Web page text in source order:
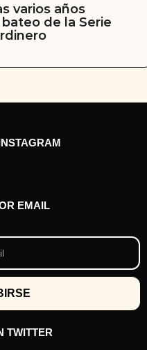
varios años
de la Serie
EMAIL
TWITTER